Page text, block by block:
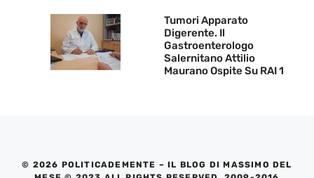
Tumori Apparato
Digerente. Il
Gastroenterologo
Salernitano Attilio
Maurano Ospite Su RAI 1
© 2026 POLITICADEMENTE – IL BLOG DI MASSIMO DEL